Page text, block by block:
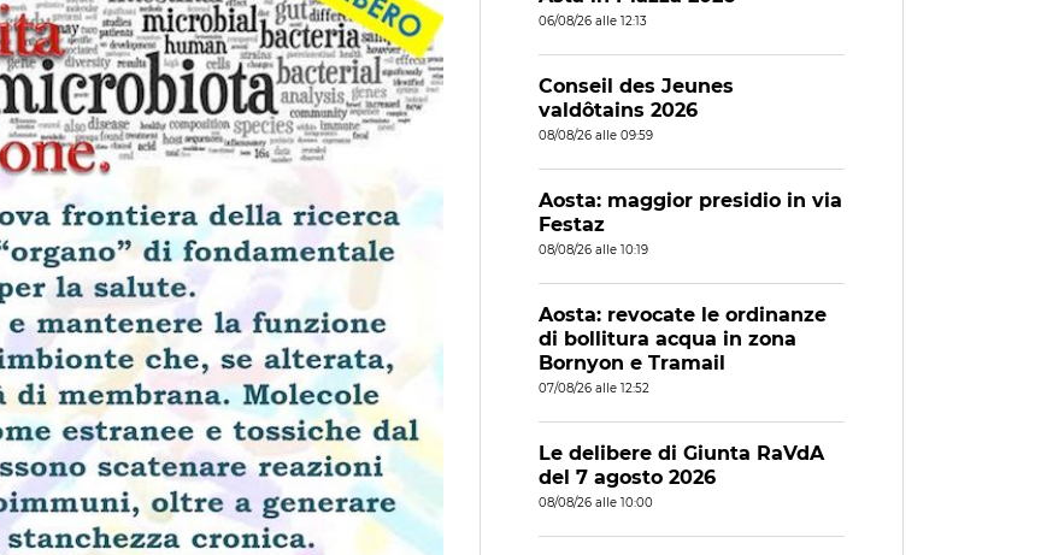
06/08/26 alle 12:13
Conseil des Jeunes
valdôtains 2026
08/08/26 alle 09:59
Aosta: maggior presidio in via
Festaz
08/08/26 alle 10:19
Aosta: revocate le ordinanze
di bollitura acqua in zona
Bornyon e Tramail
07/08/26 alle 12:52
Le delibere di Giunta RaVdA
del 7 agosto 2026
08/08/26 alle 10:00